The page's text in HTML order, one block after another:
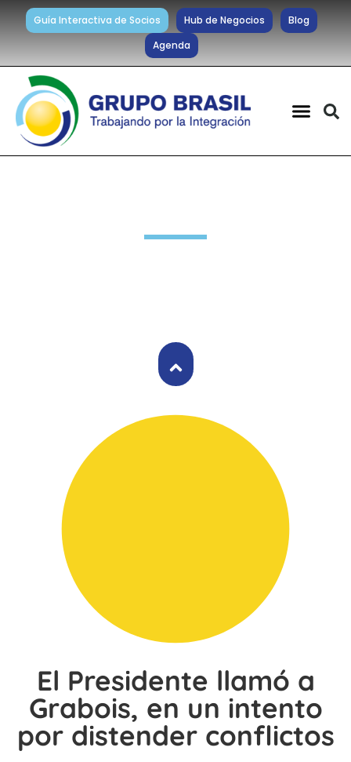
Guía Interactiva de Socios Hub de Negocios
Blog
Agenda
El Presidente llamó a
Grabois, en un intento
por distender conflictos